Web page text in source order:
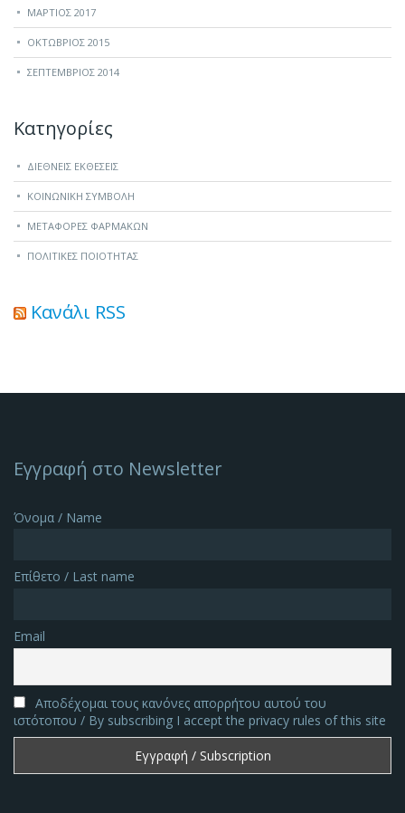
ΜΆΡΤΙΟΣ 2017
ΟΚΤΏΒΡΙΟΣ 2015
ΣΕΠΤΈΜΒΡΙΟΣ 2014
Kατηγορίες
ΔΙΕΘΝΕΙΣ ΕΚΘΕΣΕΙΣ
ΚΟΙΝΩΝΙΚΗ ΣΥΜΒΟΛΗ
ΜΕΤΑΦΟΡΕΣ ΦΑΡΜΑΚΩΝ
ΠΟΛΙΤΙΚΕΣ ΠΟΙΟΤΗΤΑΣ
Κανάλι RSS
Εγγραφή στο Newsletter
Όνομα / Name
Επίθετο / Last name
Email
Αποδέχομαι τους κανόνες απορρήτου αυτού του
ιστότοπου / By subscribing I accept the privacy rules of this site